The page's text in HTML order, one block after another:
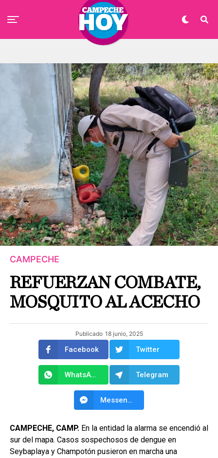
CAMPECHE
REFUERZAN COMBATE,
MOSQUITO AL ACECHO
Publicado 18 junio, 2025
Facebook Twitter
WhatsApp Telegram
Messenger
CAMPECHE, CAMP. En la entidad la alarma se encendió al
sur del mapa. Casos sospechosos de dengue en
Seybaplaya y Champotón pusieron en marcha una